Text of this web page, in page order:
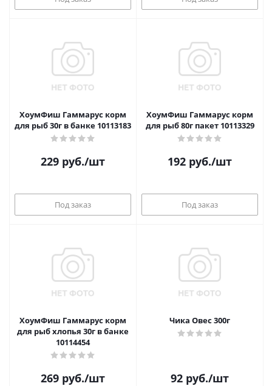
ХоумФиш Гаммарус корм
для рыб 30г в банке 10113183
229 руб./шт
Под заказ
ХоумФиш Гаммарус корм
для рыб 80г пакет 10113329
192 руб./шт
Под заказ
ХоумФиш Гаммарус корм
для рыб хлопья 30г в банке
10114454
269 руб./шт
Чика Овес 300г
92 руб./шт